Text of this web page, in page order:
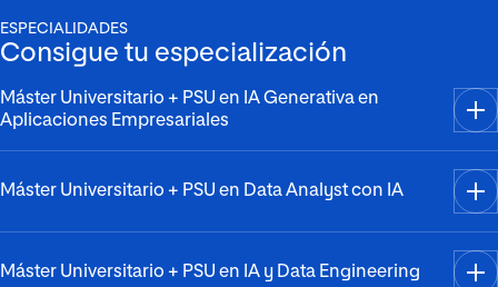
ESPECIALIDADES
Consigue tu especialización
Máster Universitario + PSU en IA Generativa en
Aplicaciones Empresariales
Máster Universitario + PSU en Data Analyst con IA
Máster Universitario + PSU en IA y Data Engineering